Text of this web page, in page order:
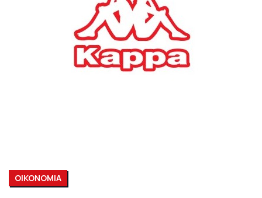
ΟΙΚΟΝΟΜΙΑ